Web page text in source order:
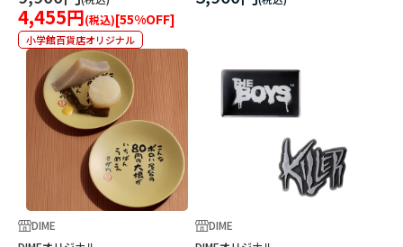
4,455円 [55%OFF]
小学館百貨店オリジナル
DIME
DIME